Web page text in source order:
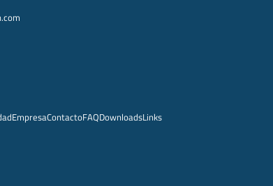
EmpresaContactoFAQDownloadsLinks